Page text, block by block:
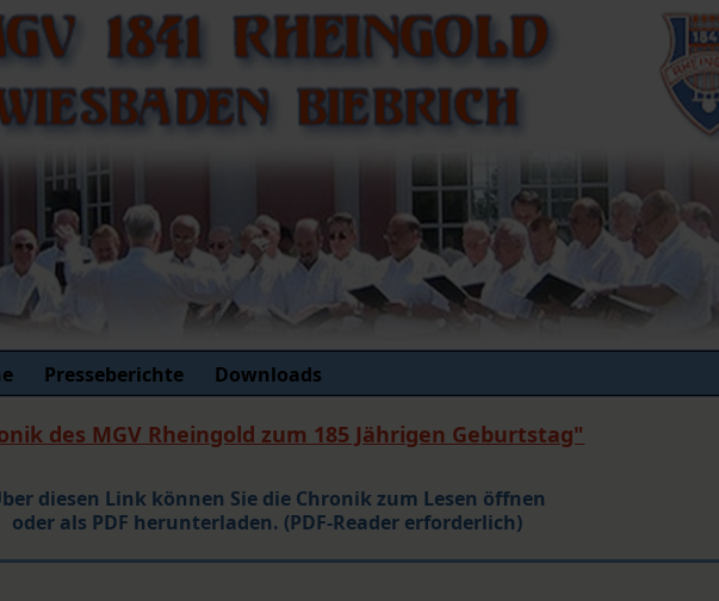
Presseberichte Downloads
des MGV Rheingold zum 185 Jährigen Geburtstag"
diesen Link können Sie die Chronik zum Lesen öffnen
oder als PDF herunterladen. (PDF-Reader erforderlich)